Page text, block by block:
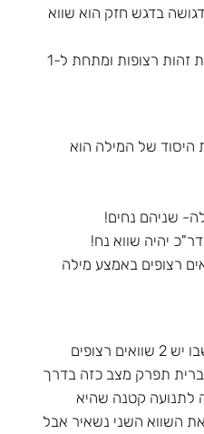
בדגש חזק הוא שווא
ה.כאשר בתוך מילה 2 אותיות זהות רצופות ומתחת ל-1
היסוד של המילה הוא
הראשון מבין 2 שוואים רצופים באמצע מילה
העברית לא "אוהבת" מצב שבו יש 2 שוואים רצופים
תפרק מצב כזה בדרך
ה-1 תשנה לתנועה קטנה שהיא
השווא השני נשאיר אבל